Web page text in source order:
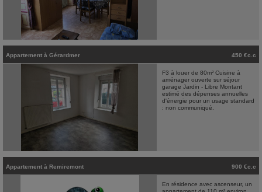
Appartement à Gérardmer 450 €c.c
F3 à louer de 80m² Cuisine à
aménager ouverte sur séjour
garage Jardin - Libre Montant
estimé des dépenses annuelles
d'énergie pour un usage standard
: non communiqué.
Appartement à Remiremont 900 €c.c
En résidence avec ascenseur, un